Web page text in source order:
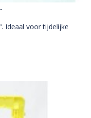
Ideaal voor tijdelijke